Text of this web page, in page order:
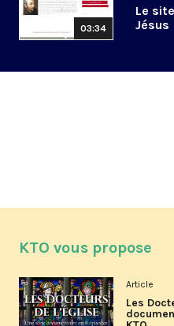
03:34
Le
Jésus
KTO vous propose
Article
Les